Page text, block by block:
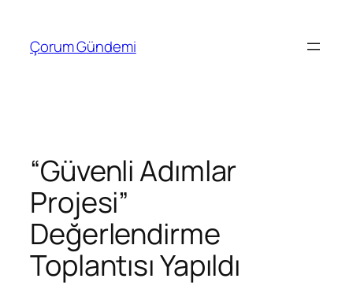
Çorum Gündemi
“Güvenli Adımlar
Projesi”
Değerlendirme
Toplantısı Yapıldı